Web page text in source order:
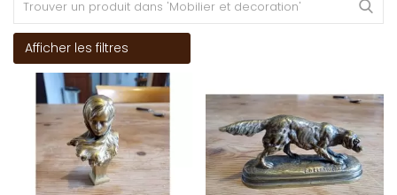
Afficher les filtres